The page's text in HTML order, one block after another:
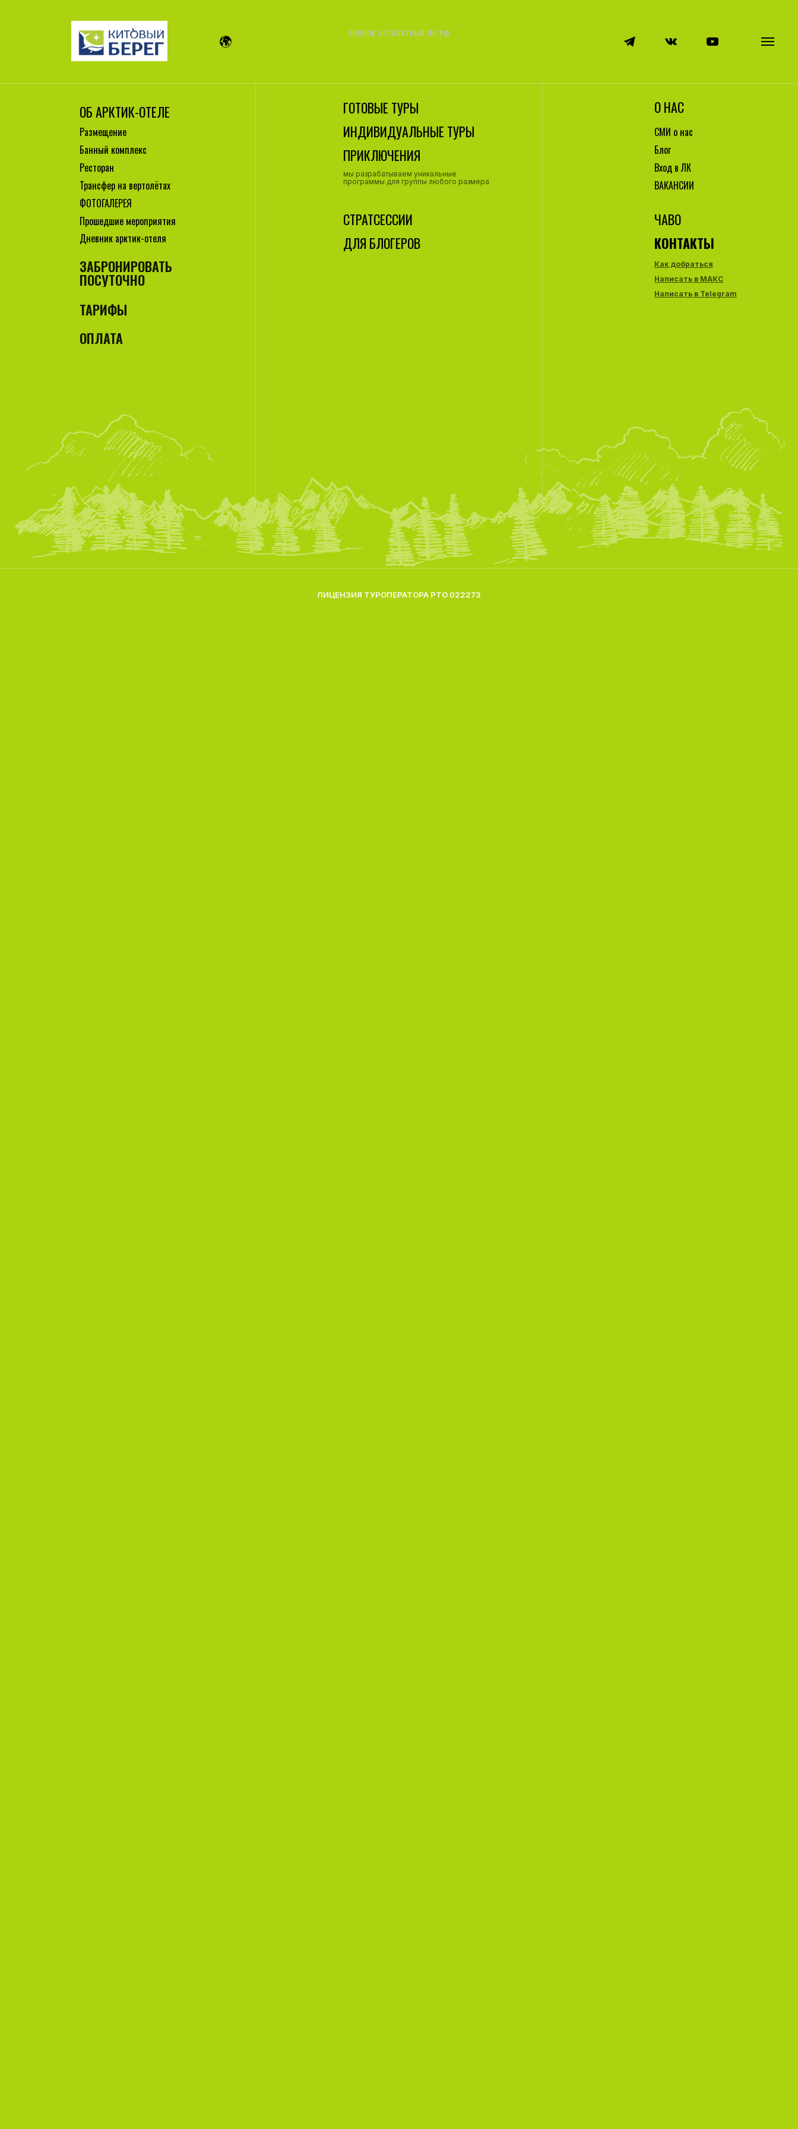
ЗВОНОК БЕСПЛАТНЫЙ ПО РФ
ЛИЦЕНЗИЯ ТУРОПЕРАТОРА РТО 022273
ОБ АРКТИК-ОТЕЛЕ
Размещение
Банный комплекс
Ресторан
Трансфер на вертолётах
ФОТОГАЛЕРЕЯ
Прошедшие мероприятия
Дневник арктик-отеля
ЗАБРОНИРОВАТЬ
ПОСУТОЧНО
О НАС
СМИ о нас
Блог
Как добраться
Написать в Telegram
Написать в МАКС
КОНТАКТЫ
ДЛЯ БЛОГЕРОВ
Вход в ЛК
ГОТОВЫЕ ТУРЫ
ИНДИВИДУАЛЬНЫЕ ТУРЫ
мы разрабатываем уникальные
программы для группы любого размера
ЧАВО
СТРАТСЕССИИ
ВАКАНСИИ
ТАРИФЫ
ОПЛАТА
ПРИКЛЮЧЕНИЯ